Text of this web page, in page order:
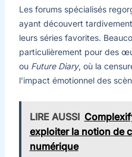
Les forums spécialisés
ayant découvert
leurs séries favorites.
particulièrement pour des
ou Future Diary, où la
l’impact émotionnel des
LIRE AUSSI
exploiter la notion de
numérique